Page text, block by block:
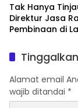
Tak Hanya
Direktur Jasa
Pembinaan di
Alamat email
wajib ditandai *